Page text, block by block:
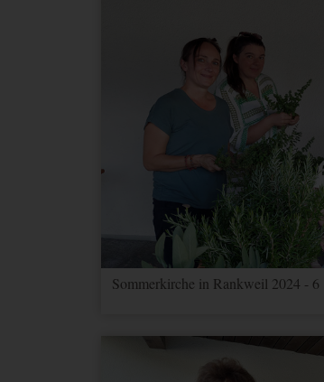
Sommerkirche in Rankweil 2024 - 6